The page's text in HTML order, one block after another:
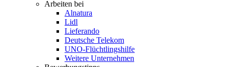
Arbeiten bei
Alnatura
Lidl
Lieferando
Deutsche Telekom
UNO-Flüchtlingshilfe
Weitere Unternehmen